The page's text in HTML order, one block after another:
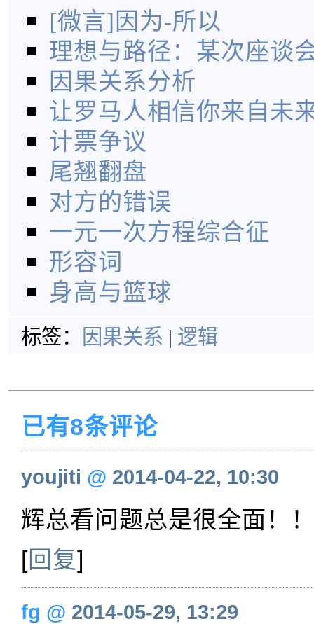
[微言]因为-所以
理想与路径：某次座谈
因果关系分析
让罗马人相信你来自未
计票争议
尾翘翻盘
对方的错误
一元一次方程综合征
形容词
身高与篮球
标签： 因果关系 | 逻辑
已有8条评论
youjiti @ 2014-04-22, 10:30
辉总看问题总是很全面！
[回复]
fg @ 2014-05-29, 13:29